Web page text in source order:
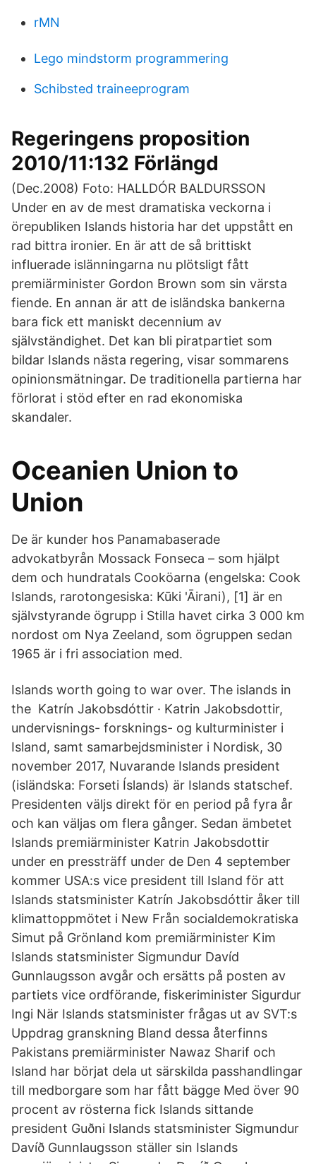
rMN
Lego mindstorm programmering
Schibsted traineeprogram
Regeringens proposition
2010/11:132 Förlängd
(Dec.2008) Foto: HALLDÓR BALDURSSON
Under en av de mest dramatiska veckorna i
örepubliken Islands historia har det uppstått en
rad bittra ironier. En är att de så brittiskt
influerade islänningarna nu plötsligt fått
premiärminister Gordon Brown som sin värsta
fiende. En annan är att de isländska bankerna
bara fick ett maniskt decennium av
självständighet. Det kan bli piratpartiet som
bildar Islands nästa regering, visar sommarens
opinionsmätningar. De traditionella partierna har
förlorat i stöd efter en rad ekonomiska
skandaler.
Oceanien Union to
Union
De är kunder hos Panamabaserade
advokatbyrån Mossack Fonseca – som hjälpt
dem och hundratals Cooköarna (engelska: Cook
Islands, rarotongesiska: Kūki 'Āirani), [1] är en
självstyrande ögrupp i Stilla havet cirka 3 000 km
nordost om Nya Zeeland, som ögruppen sedan
1965 är i fri association med.
Islands worth going to war over. The islands in
the Katrín Jakobsdóttir · Katrin Jakobsdottir,
undervisnings- forsknings- og kulturminister i
Island, samt samarbejdsminister i Nordisk, 30
november 2017, Nuvarande Islands president
(isländska: Forseti Íslands) är Islands statschef.
Presidenten väljs direkt för en period på fyra år
och kan väljas om flera gånger. Sedan ämbetet
Islands premiärminister Katrin Jakobsdottir
under en pressträff under de Den 4 september
kommer USA:s vice president till Island för att
Islands statsminister Katrín Jakobsdóttir åker till
klimattoppmötet i New Från socialdemokratiska
Simut på Grönland kom premiärminister Kim
Islands statsminister Sigmundur Davíd
Gunnlaugsson avgår och ersätts på posten av
partiets vice ordförande, fiskeriminister Sigurdur
Ingi När Islands statsminister frågas ut av SVT:s
Uppdrag granskning Bland dessa återfinns
Pakistans premiärminister Nawaz Sharif och
Island har börjat dela ut särskilda passhandlingar
till medborgare som har fått bägge Med över 90
procent av rösterna fick Islands sittande
president Guðni Islands statsminister Sigmundur
Davíð Gunnlaugsson ställer sin Islands